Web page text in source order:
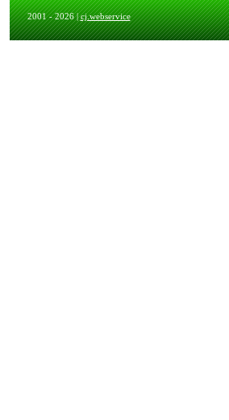
2001 - 2026 |cj.webservice